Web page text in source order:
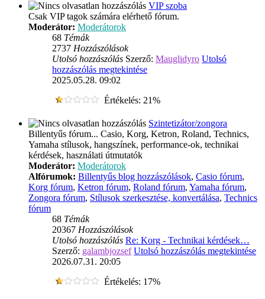
VIP szoba
Csak VIP tagok számára elérhető fórum.
Moderátor: Moderátorok
68 Témák
2737 Hozzászólások
Utolsó hozzászólás Szerző: Mauglidyro Utolsó
hozzászólás megtekintése
2025.05.28. 09:02
Értékelés: 21%
Szintetizátor/zongora
Billentyűs fórum... Casio, Korg, Ketron, Roland, Technics,
Yamaha stílusok, hangszínek, performance-ok, technikai
kérdések, használati útmutatók
Moderátor: Moderátorok
Alfórumok: Billentyűs blog hozzászólások, Casio fórum,
Korg fórum, Ketron fórum, Roland fórum, Yamaha fórum,
Zongora fórum, Stílusok szerkesztése, konvertálása, Technics
fórum
68 Témák
20367 Hozzászólások
Utolsó hozzászólás Re: Korg - Technikai kérdések…
Szerző: galambjozsef Utolsó hozzászólás megtekintése
2026.07.31. 20:05
Értékelés: 17%